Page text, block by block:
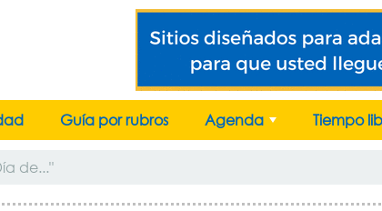
Guía por rubros
+
Agenda Tiempo
de..."